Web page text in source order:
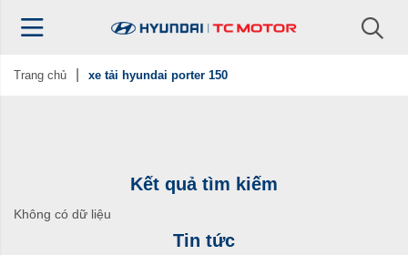
Trang chủ xe tải hyundai porter 150
Kết quả tìm kiếm
Không có dữ liệu
Tin tức